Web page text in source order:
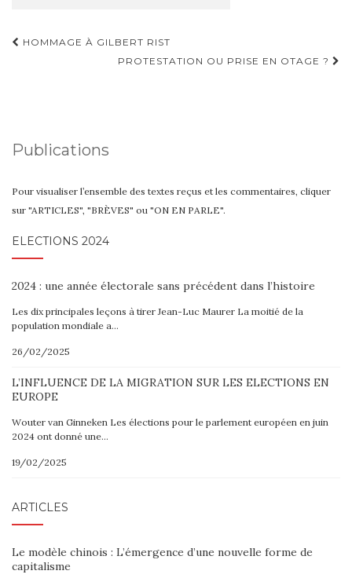
Navigation
HOMMAGE À GILBERT RIST
PROTESTATION OU PRISE EN OTAGE ?
Publications
Pour visualiser l’ensemble des textes reçus et les commentaires, cliquer
sur "ARTICLES", "BRÈVES" ou "ON EN PARLE".
ELECTIONS 2024
2024 : une année électorale sans précédent dans l’histoire
Les dix principales leçons à tirer Jean-Luc Maurer La moitié de la
population mondiale a…
26/02/2025
L’INFLUENCE DE LA MIGRATION SUR LES ELECTIONS EN
EUROPE
Wouter van Ginneken Les élections pour le parlement européen en juin
2024 ont donné une…
19/02/2025
ARTICLES
Le modèle chinois : L’émergence d’une nouvelle forme de
capitalisme